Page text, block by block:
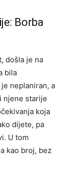
Borba
došla je na
bila
neplaniran, a
njene starije
koja
dijete, pa
U tom
kao broj, bez